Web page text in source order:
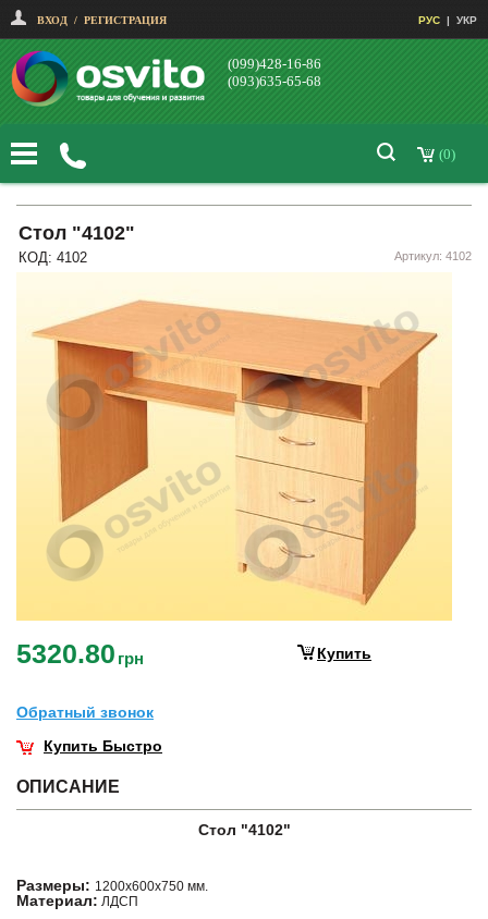
ВХОД / РЕГИСТРАЦИЯ РУС | УКР
(099)428-16-86
(093)635-65-68
(0)
Стол "4102"
КОД: 4102 Артикул: 4102
5320.80 грн Купить
Обратный звонок
Купить Быстро
ОПИСАНИЕ
Стол "4102"
Размеры: 1200х600х750 мм.
Материал: ЛДСП